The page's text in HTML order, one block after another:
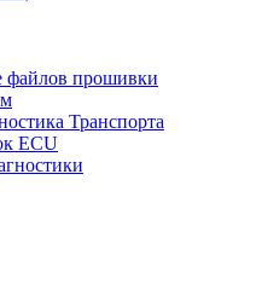
файлов прошивки
Транспорта
ECU